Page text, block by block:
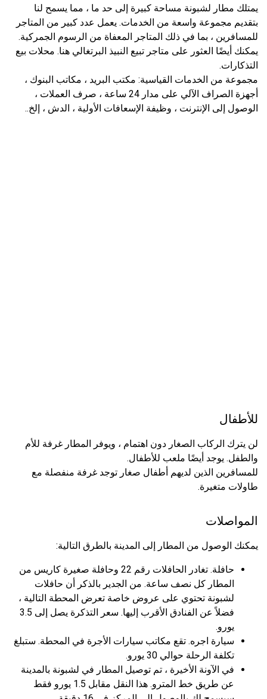
يمتلك مطار لشبونة مساحة كبيرة إلى حد ما ، مما يسمح لنا
بتقديم مجموعة واسعة من الخدمات. يعمل عدد كبير من المتاجر
للمسافرين ، بما في ذلك المتاجر المعفاة من الرسوم الجمركية.
يمكنك أيضًا العثور على متاجر تبيع النبيذ البرتغالي هنا. محلات بيع
التذكارات.
مجموعة من الخدمات القياسية: مكتب البريد ، مكاتب البنوك ،
أجهزة الصراف الآلي على مدار 24 ساعة ، صرف العملات ،
الوصول إلى الإنترنت ، وظيفة الإسعافات الأولية ، الدش ، إلخ..
للأطفال
لن يترك الركاب الصغار دون اهتمام ، ويوفر المطار غرفة للأم
والطفل. يوجد أيضًا ملعب للأطفال.
للمسافرين الذين لديهم أطفال صغار توجد غرفة منفصلة مع
طاولات متغيرة.
المواصلات
يمكنك الوصول من المطار إلى المدينة بالطرق التالية:
حافلة. تغادر الحافلات رقم 22 وحافلة صغيرة كاريس من
المطار كل نصف ساعة. من الجدير بالذكر أن حافلات
لشبونة تحتوي على عروض خاصة تعرض المحطة التالية ،
فضلاً عن الفنادق الأقرب إليها. سعر التذكرة يصل إلى 3.5
يورو.
سيارة اجره. تقع مكاتب سيارات الأجرة في المحطة. ستبلغ
تكلفة الرحلة حوالي 30 يورو.
في الآونة الأخيرة ، تم توصيل المطار في لشبونة بالمدينة
عن طريق خط المترو. هذا النقل مقابل 1.5 يورو فقط